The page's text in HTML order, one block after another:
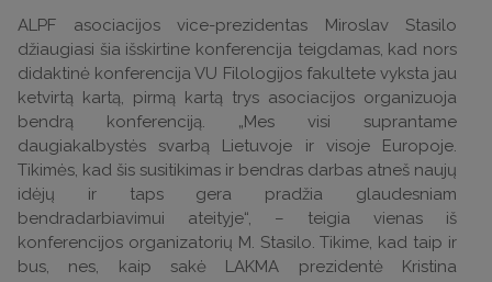
ALPF asociacijos vice-prezidentas Miroslav Stasilo
džiaugiasi šia išskirtine konferencija teigdamas, kad nors
didaktinė konferencija VU Filologijos fakultete vyksta jau
ketvirtą kartą, pirmą kartą trys asociacijos organizuoja
bendrą konferenciją. „Mes visi suprantame
daugiakalbystės svarbą Lietuvoje ir visoje Europoje.
Tikimės, kad šis susitikimas ir bendras darbas atneš naujų
idėjų ir taps gera pradžia glaudesniam
bendradarbiavimui ateityje“, – teigia vienas iš
konferencijos organizatorių M. Stasilo. Tikime, kad taip ir
bus, nes, kaip sakė LAKMA prezidentė Kristina